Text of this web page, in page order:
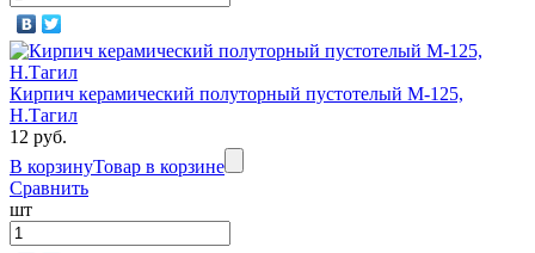
Кирпич керамический полуторный пустотелый М-125,
Н.Тагил
12 руб.
В корзинуТовар в корзине
Сравнить
шт